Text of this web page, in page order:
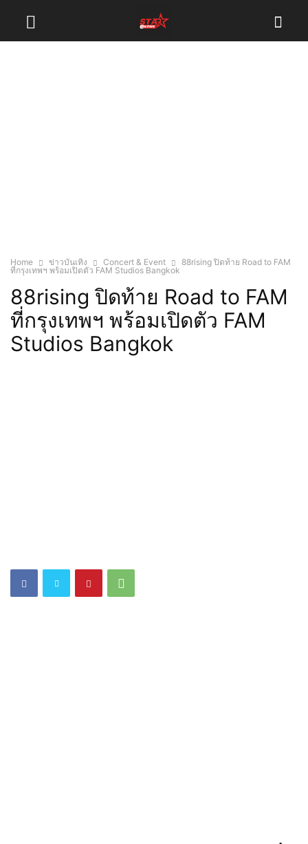
Home ข่าวบันเทิง Concert & Event
88rising ปิดท้าย Road to FAM
ที่กรุงเทพฯ พร้อมเปิดตัว FAM Studios Bangkok
88rising ปิดท้าย Road to FAM
ที่กรุงเทพฯ พร้อมเปิดตัว FAM
Studios Bangkok